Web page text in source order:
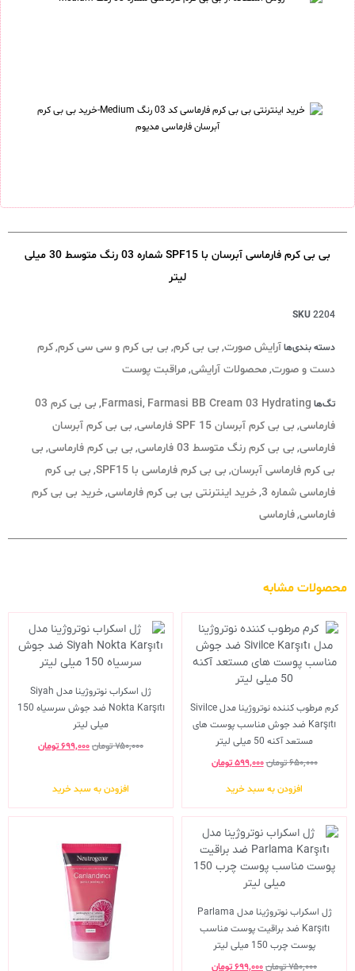
بی بی کرم فارماسی آبرسان با SPF15 شماره 03 رنگ متوسط 30 میلی
لیتر
SKU2204
دسته بندی‌هاآرایش صورت, بی بی کرم, بی بی کرم و سی سی کرم,کرم
دست و صورت,محصولات آرایشی,مراقبت پوست
تگ‌ها Farmasi, Farmasi BB Cream 03 Hydrating
,
بی بی کرم 03
فارماسی, بی بی کرم آبرسان SPF 15 فارماسی , بی بی کرم آبرسان
فارماسی, بی بی کرم رنگ متوسط 03 فارماسی , بی بی کرم فارماسی, بی
بی کرم فارماسی آبرسان, بی بی کرم فارماسی با SPF15 , بی بی کرم
فارماسی شماره 3
,خرید اینترنتی بی بی کرم فارماسی,خرید بی بی کرم
فارماسی,فارماسی
محصولات مشابه
کرم مرطوب کننده نوتروژینا مدل Sivilce
Karşıtı ضد جوش مناسب پوست های
مستعد آکنه 50 میلی لیتر
۶۵۰,۰۰۰تومان۵۹۹,۰۰۰ تومان
افزودن به سبد خرید
ژل اسکراب نوتروژینا مدل Siyah
Nokta Karşıtı ضد جوش سرسیاه 150
میلی لیتر
۷۵۰,۰۰۰تومان۶۹۹,۰۰۰تومان
افزودن به سبد خرید
ژل اسکراب نوتروژینا مدل Parlama
Karşıtı ضد براقیت پوست مناسب
پوست چرب 150 میلی لیتر
۷۵۰,۰۰۰تومان۶۹۹,۰۰۰تومان